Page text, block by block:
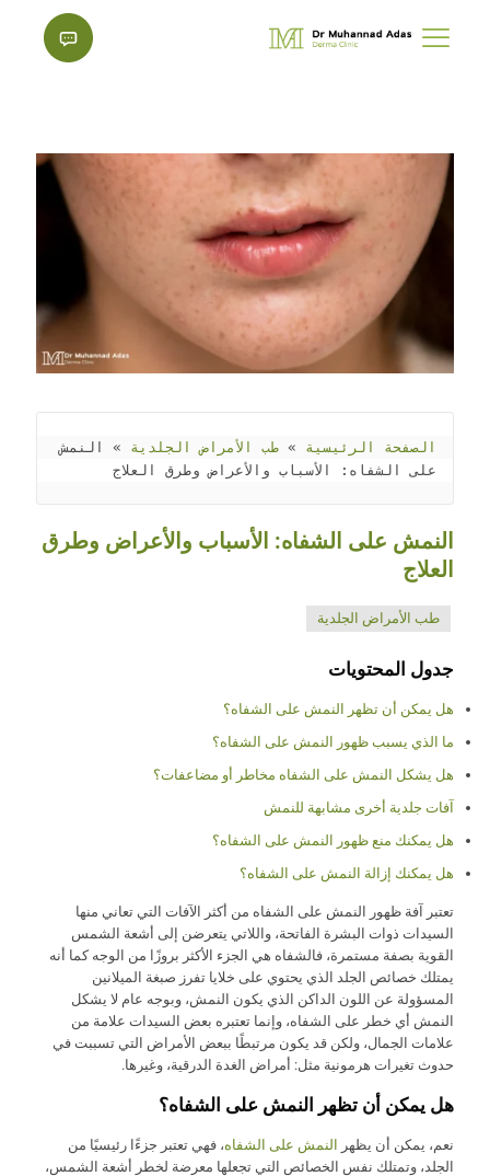
الصفحة الرئيسية » طب الأمراض الجلدية »
النمش
على الشفاه: الأسباب والأعراض وطرق العلاج
النمش على الشفاه: الأسباب والأعراض وطرق
العلاج
طب الأمراض الجلدية
جدول المحتويات
هل يمكن أن تظهر النمش على الشفاه؟
ما الذي يسبب ظهور النمش على الشفاه؟
هل يشكل النمش على الشفاه مخاطر أو مضاعفات؟
آفات جلدية أخرى مشابهة للنمش
هل يمكنك منع ظهور النمش على الشفاه؟
هل يمكنك إزالة النمش على الشفاه؟
تعتبر آفة ظهور النمش على الشفاه من أكثر الآفات التي تعاني منها
السيدات ذوات البشرة الفاتحة، واللاتي يتعرضن إلى أشعة الشمس
القوية بصفة مستمرة، فالشفاه هي الجزء الأكثر بروزًا من الوجه كما أنه
يمتلك خصائص الجلد الذي يحتوي على خلايا تفرز صبغة الميلانين
المسؤولة عن اللون الداكن الذي يكون النمش، وبوجه عام لا يشكل
النمش أي خطر على الشفاه، وإنما تعتبره بعض السيدات علامة من
علامات الجمال، ولكن قد يكون مرتبطًا ببعض الأمراض التي تسببت في
حدوث تغيرات هرمونية مثل: أمراض الغدة الدرقية، وغيرها.
هل يمكن أن تظهر النمش على الشفاه؟
نعم، يمكن أن يظهر النمش على الشفاه، فهي تعتبر جزءًا رئيسيًا من
الجلد، وتمتلك نفس الخصائص التي تجعلها معرضة لخطر أشعة الشمس،